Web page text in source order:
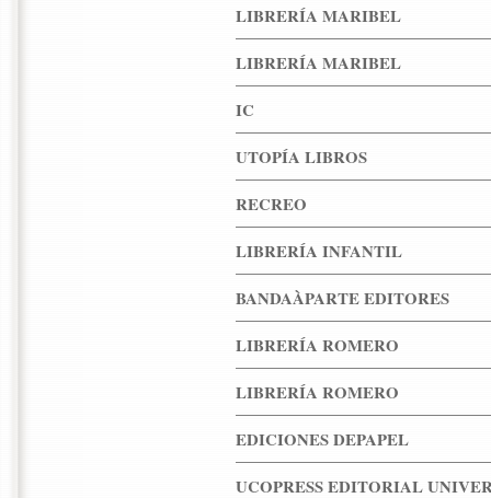
LIBRERÍA MARIBEL
LIBRERÍA MARIBEL
IC
UTOPÍA LIBROS
RECREO
LIBRERÍA INFANTIL
BANDAÀPARTE EDITORES
LIBRERÍA ROMERO
LIBRERÍA ROMERO
EDICIONES DEPAPEL
UCOPRESS EDITORIAL